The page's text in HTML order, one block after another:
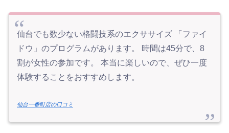
仙台でも数少ない格闘技系のエクササイズ 「ファイ
ドウ」のプログラムがあります。 時間は45分で、8
割が女性の参加です。 本当に楽しいので、ぜひ一度
体験することをおすすめします。
仙台一番町店の口コミ